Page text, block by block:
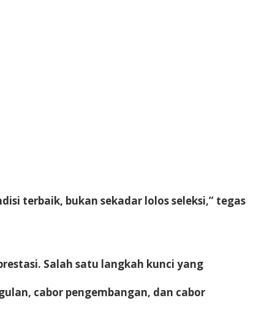
terbaik, bukan sekadar lolos seleksi,” tegas
Salah satu langkah kunci yang
cabor pengembangan, dan cabor